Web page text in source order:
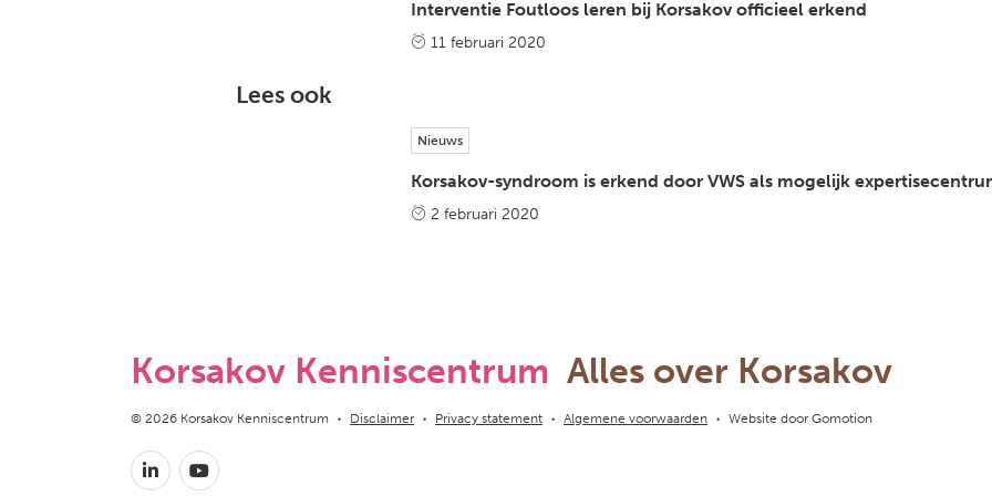
Interventie Foutloos leren bij Korsakov officieel erkend
11 februari 2020
Lees ook
Nieuws
Korsakov-syndroom is erkend door VWS als mogelijk
2 februari 2020
Korsakov Kenniscentrum Alles over Korsakov
Copyright navigation
© 2026 Korsakov Kenniscentrum Disclaimer Privacy statement Algemene voorwaarden Website door Gomotion